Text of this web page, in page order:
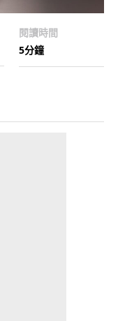
閱讀時間
5分鐘